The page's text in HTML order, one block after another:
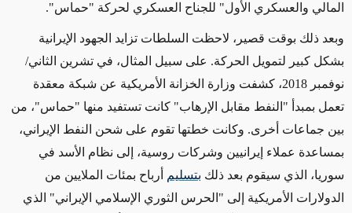
المالي والعسكري الأول" للجناح العسكري لحركة "حماس".
وبعد ذلك بوقت قصير ، لاحظت السلطات تزايد الجهود الإيرانية
بشكل كبير لتمويل الحركة. على سبيل المثال، في تشرين الثاني/
نوفمبر 2018، كشفت وزارة الخزانة الأمريكية عن شبكة معقدة
تعمل بمبدأ "النفط مقابل الإرهاب" كانت تستفيد منها "حماس"، من
بين جماعات أخرى. وكانت خطتها تقوم على شحن النفط الإيراني،
بمساعدة عملاء إيرانيين وشركات روسية، إلى نظام الأسد في
سوريا، الذي سيقوم بعد ذلك بتسليم
أرباح بمئات الملايين من
الدولارات الأمريكية إلى "الحرس الثوري الإسلامي الإيراني" الذي